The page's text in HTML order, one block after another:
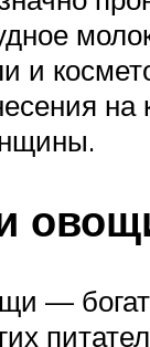
и
на
—